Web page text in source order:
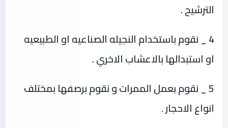
الترشيح .
4 _ نقوم باستخدام النجيله الصناعيه او الطبيعيه
او استبدالها بالاعشاب الاخري .
5 _ نقوم بعمل الممرات و نقوم برصفها بمختلف
انواع الاحجار .